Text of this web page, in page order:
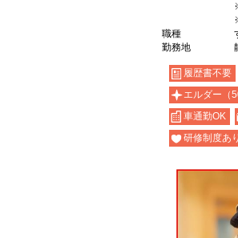
職種
勤務地
履歴書不要
エルダー（
車通勤OK
研修制度あり